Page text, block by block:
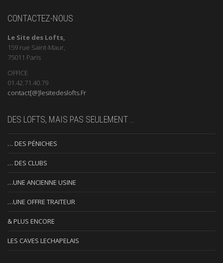
CONTACTEZ-NOUS
Le Site des Lofts,
159 rue Saint-Maur,
75011 Paris
OFFICE
01.42.71.40.79
contact[@]lesitedeslofts.Fr
DES LOFTS, MAIS PAS SEULEMENT …
… DES PÉNICHES
… DES CLUBS
…UNE ANCIENNE USINE
…UNE OFFRE TRAITEUR
& PLUS ENCORE
LES CAVES LECHAPELAIS